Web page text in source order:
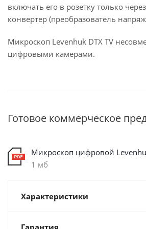
включать его в розетку только
конвертер (преобразователь
Микроскоп Levenhuk DTX TV
цифровыми камерами.
Готовое коммерческое
Микроскоп цифровой
1 мб
Характеристики
Гарантия